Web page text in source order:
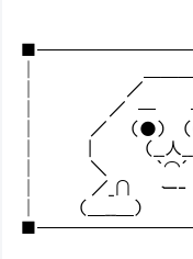
│ ＿＿＿_
│ ／ ＼
│ ／ ─
│ ／ （●） （●
│ | （__人__
│ ＼ ｀⌒´ ,／
│ ／_∩ ー‐ ＼
│ （＿__＿